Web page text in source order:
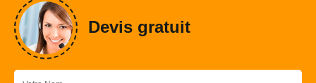
Devis gratuit